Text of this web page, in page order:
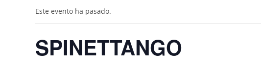
Este evento ha pasado.
SPINETTANGO